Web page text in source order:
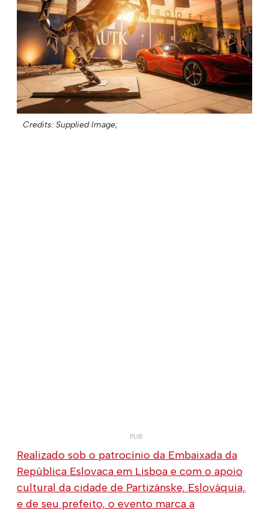
Credits: Supplied Image;
Realizado sob o patrocínio da Embaixada da
República Eslovaca em Lisboa e com o apoio
cultural da cidade de Partizánske, Eslováquia,
e de seu prefeito, o evento marca a